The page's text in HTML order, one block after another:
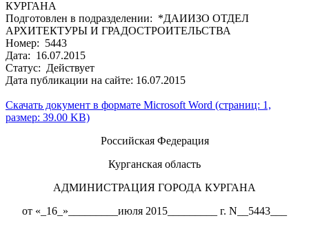
КУРГАНА
Подготовлен в подразделении: *ДАИИЗО ОТДЕЛ
АРХИТЕКТУРЫ И ГРАДОСТРОИТЕЛЬСТВА
Номер: 5443
Дата: 16.07.2015
Статус: Действует
Дата публикации на сайте: 16.07.2015
Скачать документ в формате Microsoft Word (страниц: 1,
размер: 39.00 KB)
Российская Федерация
Курганская область
АДМИНИСТРАЦИЯ ГОРОДА КУРГАНА
от «_16_»_________июля 2015_________ г. N__5443___